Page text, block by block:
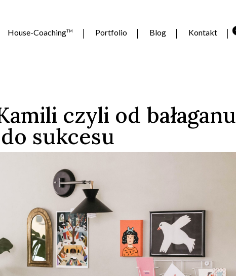
House-CoachingTM Portfolio Blog Kontakt
czyli od bałaganu
do sukcesu